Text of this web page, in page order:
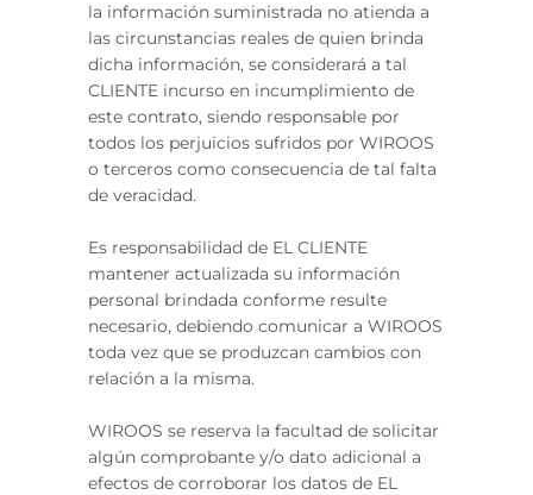
la información suministrada no atienda a
las circunstancias reales de quien brinda
dicha información, se considerará a tal
CLIENTE incurso en incumplimiento de
este contrato, siendo responsable por
todos los perjuicios sufridos por WIROOS
o terceros como consecuencia de tal falta
de veracidad.
Es responsabilidad de EL CLIENTE
mantener actualizada su información
personal brindada conforme resulte
necesario, debiendo comunicar a WIROOS
toda vez que se produzcan cambios con
relación a la misma.
WIROOS se reserva la facultad de solicitar
algún comprobante y/o dato adicional a
efectos de corroborar los datos de EL